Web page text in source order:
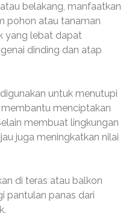
belakang, manfaatkan
pohon atau tanaman
yang lebat dapat
dinding dan atap
untuk menutupi
menciptakan
membuat lingkungan
juga meningkatkan nilai
di teras atau balkon
pantulan panas dari